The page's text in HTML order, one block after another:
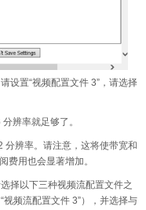
设置“视频配置文件 3”，请选择
辨率就足够了。
分辨率。请注意，这将使带宽和
费用也会显著增加。
择以下三种视频流配置文件之
视频流配置文件 3”），并选择与